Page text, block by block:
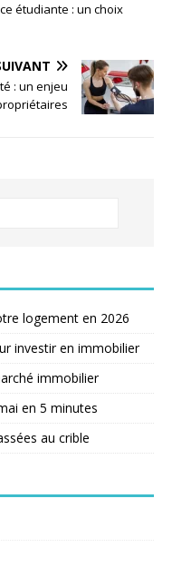
étudiante : un choix
: un enjeu
logement en 2026
investir en immobilier
immobilier
en 5 minutes
au crible